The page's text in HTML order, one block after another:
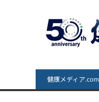
健康メディア.com